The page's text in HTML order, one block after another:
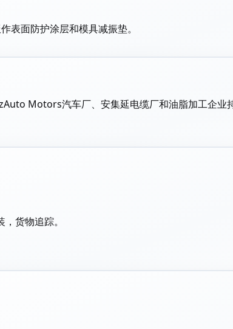
表面防护涂层和模具减振垫。
Motors汽车厂、安集延电缆厂和油脂加工企
货物追踪。